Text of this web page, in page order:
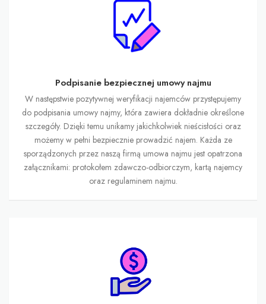
Podpisanie bezpiecznej umowy najmu
W następstwie pozytywnej weryfikacji najemców przystępujemy
do podpisania umowy najmy, która zawiera dokładnie określone
szczegóły. Dzięki temu unikamy jakichkolwiek nieścisłości oraz
możemy w pełni bezpiecznie prowadzić najem. Każda ze
sporządzonych przez naszą firmą umowa najmu jest opatrzona
załącznikami: protokołem zdawczo-odbiorczym, kartą najemcy
oraz regulaminem najmu.